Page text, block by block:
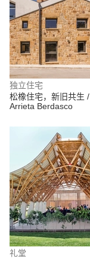
独立住宅
松橡住宅，新旧共生
Arrieta Berdasco
礼堂